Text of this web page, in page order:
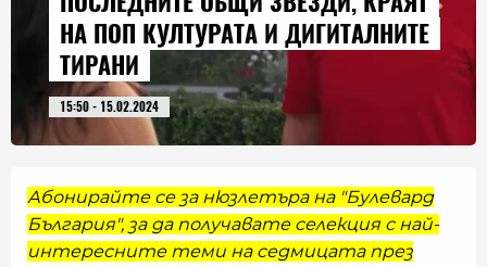
НА ПОП КУЛТУРАТА И ДИГИТАЛНИТЕ
ТИРАНИ
15:50 - 15.02.2024
Абонирайте се за нюзлетъра на "Булевард
България", за да получавате селекция с най-
интересните теми на седмицата през